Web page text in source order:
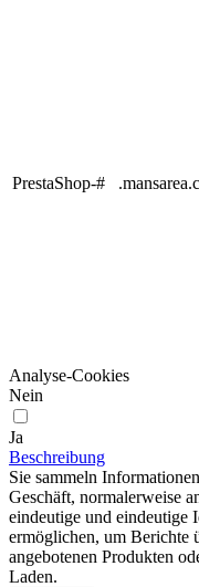
PrestaShop-#
Analyse-Cookies
Nein
Ja
Beschreibung
Sie sammeln
Geschäft, normalerweise
eindeutige und eindeutige
ermöglichen, um Berichte
angebotenen Produkten
Laden.